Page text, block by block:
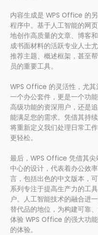
内容生成是 WPS Office 的
程序中。基于人工智能的网
地创作高质量的文章、博客
成书面材料的活跃专业人士
推荐主题、概述框架，甚至
员的重要工具。
WPS Office 的灵活性，尤
一个办公套件，更是一个功
高级功能的资深用户，还是
能满足您的需求。凭借其持
将重新定义我们处理日常工
更轻松。
最后，WPS Office 凭借其
中心的设计，代表着办公效
言，包括出色的中文版本，
系列专注于提高生产力的工
户。人工智能技术的融合进
替代品的地位，为构建可靠
体验 WPS Office 的强大功
的体验。